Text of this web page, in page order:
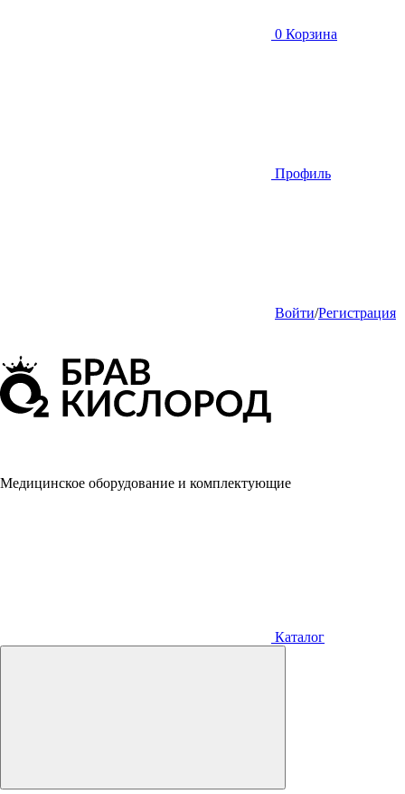
0 Корзина
Профиль
Войти/Регистрация
Медицинское оборудование и комплектующие
Каталог